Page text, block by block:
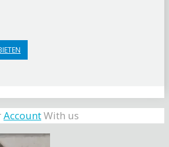
AccountWith us